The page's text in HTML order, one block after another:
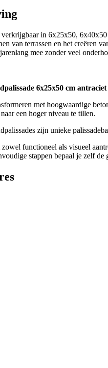
verkrijgbaar in 6x25x50,
van terrassen en het creëren
mee zonder veel
6x25x50 cm antraciet
met hoogwaardige
een hoger niveau te tillen.
zijn unieke
zowel functioneel als visueel
stappen bepaal je zelf